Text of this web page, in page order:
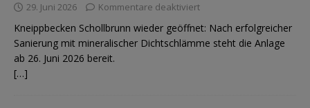
29. Juni 2026 Kommentare deaktiviert
Kneippbecken Schollbrunn wieder geöffnet: Nach erfolgreicher
Sanierung mit mineralischer Dichtschlämme steht die Anlage
ab 26. Juni 2026 bereit.
[…]